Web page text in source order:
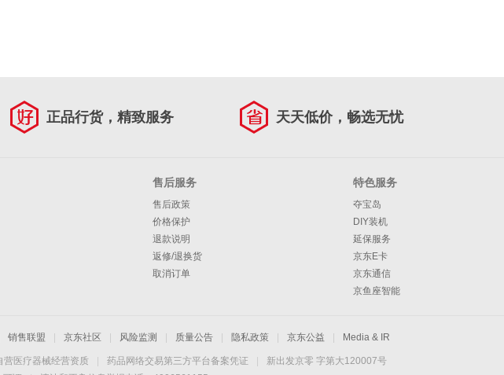
正品行货，精致服务 天天低价，畅选无忧
售后服务
售后政策
价格保护
退款说明
返修/退换货
取消订单
特色服务
夺宝岛
DIY装机
延保服务
京东E卡
京东通信
京鱼座智能
销售联盟 京东社区 风险监测 质量公告 隐私政策 京东公益 Media & IR
营医疗器械经营资质 药品网络交易第三方平台备案凭证
新出发京零 字第大120007号